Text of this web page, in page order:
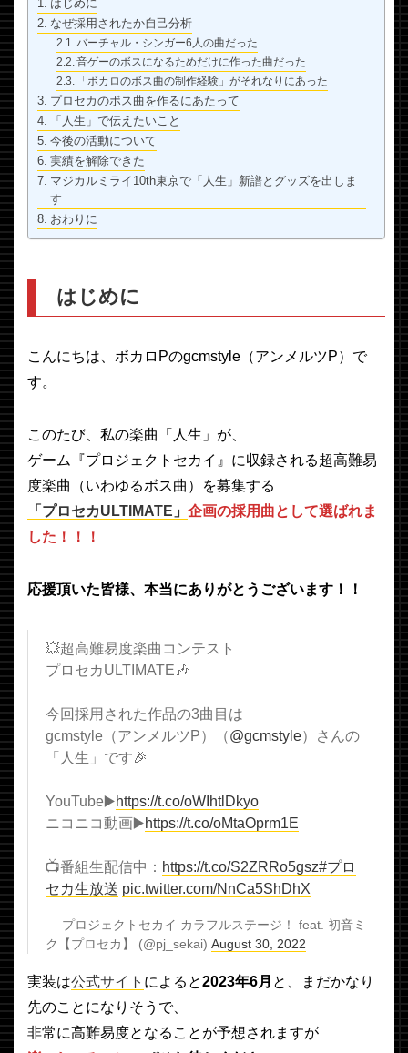
はじめに
なぜ採用されたか自己分析
バーチャル・シンガー6人の曲だった
音ゲーのボスになるためだけに作った曲だった
「ボカロのボス曲の制作経験」がそれなりにあった
プロセカのボス曲を作るにあたって
「人生」で伝えたいこと
今後の活動について
実績を解除できた
マジカルミライ10th東京で「人生」新譜とグッズを出しま
す
おわりに
はじめに
こんにちは、ボカロPのgcmstyle（アンメルツP）で
す。
このたび、私の楽曲「人生」が、
ゲーム『プロジェクトセカイ』に収録される超高難易
度楽曲（いわゆるボス曲）を募集する
「プロセカULTIMATE」 企画の採用曲として選ばれま
した！！！
応援頂いた皆様、本当にありがとうございます！！
💥超高難易度楽曲コンテスト
プロセカULTIMATE🎶
今回採用された作品の3曲目は
gcmstyle（アンメルツP）（@gcmstyle）さんの
「人生」です🎉
YouTube▶️https://t.co/oWIhtlDkyo
ニコニコ動画▶️https://t.co/oMtaOprm1E
📺番組生配信中： https://t.co/S2ZRRo5gsz#プロ
セカ生放送 pic.twitter.com/NnCa5ShDhX
— プロジェクトセカイ カラフルステージ！ feat. 初音ミ
ク【プロセカ】 (@pj_sekai) August 30, 2022
実装は公式サイト によると2023年6月 と、まだかなり
先のことになりそうで、
非常に高難易度となることが予想されますが